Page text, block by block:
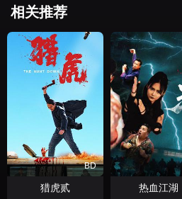
相关推荐
BD
猎虎贰 热血江湖